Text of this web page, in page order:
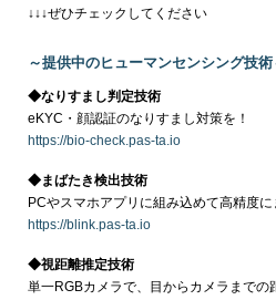
↓↓↓ぜひチェックしてください
～提供中のヒューマンセンシング技術
◆なりすまし判定技術
eKYC・顔認証のなりすまし対策を！
https://bio-check.pas-ta.io
◆まばたき検出技術
PCやスマホアプリに組み込めて高精度
https://blink.pas-ta.io
◆視距離推定技術
単一RGBカメラで、目からカメラまでの